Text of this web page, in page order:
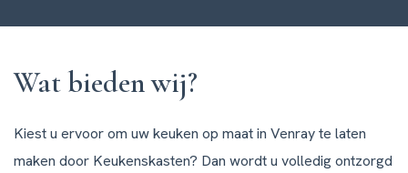
Wat bieden wij?
Kiest u ervoor om uw keuken op maat in Venray te laten
maken door Keukenskasten? Dan wordt u volledig ontzorgd